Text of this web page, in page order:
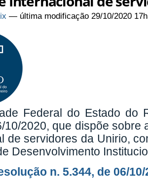
— última modificação 29/10/2020
Federal do Estado
10/2020, que dispõe
de servidores da Unirio,
Desenvolvimento
n. 5.344, de 06/10/